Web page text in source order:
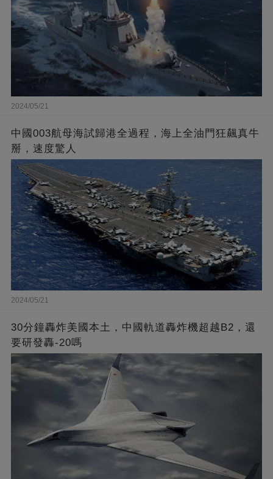
2024/05/21
中國003航母海試歸港全過程，海上全油門狂飆真牛
掰，速度驚人
2024/05/21
30分鐘轟炸美國本土，中國軌道轟炸機超越B2，還
要研發轟-20嗎